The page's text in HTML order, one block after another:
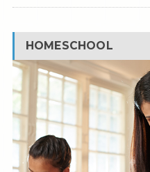
HOMESCHOOL